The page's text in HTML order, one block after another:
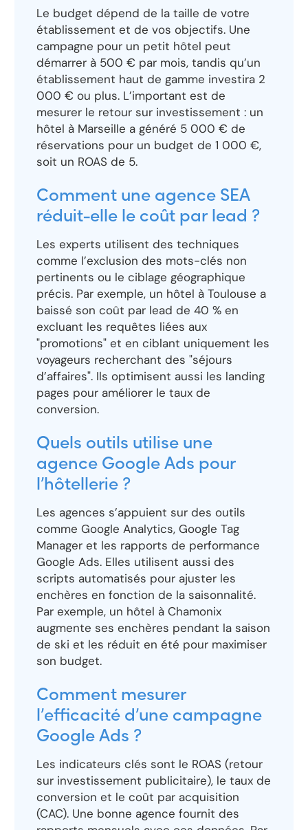
Le budget dépend de la taille de votre
établissement et de vos objectifs. Une
campagne pour un petit hôtel peut
démarrer à 500 € par mois, tandis qu’un
établissement haut de gamme investira 2
000 € ou plus. L’important est de
mesurer le retour sur investissement : un
hôtel à Marseille a généré 5 000 € de
réservations pour un budget de 1 000 €,
soit un ROAS de 5.
Comment une agence SEA
réduit-elle le coût par lead ?
Les experts utilisent des techniques
comme l’exclusion des mots-clés non
pertinents ou le ciblage géographique
précis. Par exemple, un hôtel à Toulouse a
baissé son coût par lead de 40 % en
excluant les requêtes liées aux
"promotions" et en ciblant uniquement les
voyageurs recherchant des "séjours
d’affaires". Ils optimisent aussi les landing
pages pour améliorer le taux de
conversion.
Quels outils utilise une
agence Google Ads pour
l’hôtellerie ?
Les agences s’appuient sur des outils
comme Google Analytics, Google Tag
Manager et les rapports de performance
Google Ads. Elles utilisent aussi des
scripts automatisés pour ajuster les
enchères en fonction de la saisonnalité.
Par exemple, un hôtel à Chamonix
augmente ses enchères pendant la saison
de ski et les réduit en été pour maximiser
son budget.
Comment mesurer
l’efficacité d’une campagne
Google Ads ?
Les indicateurs clés sont le ROAS (retour
sur investissement publicitaire), le taux de
conversion et le coût par acquisition
(CAC). Une bonne agence fournit des